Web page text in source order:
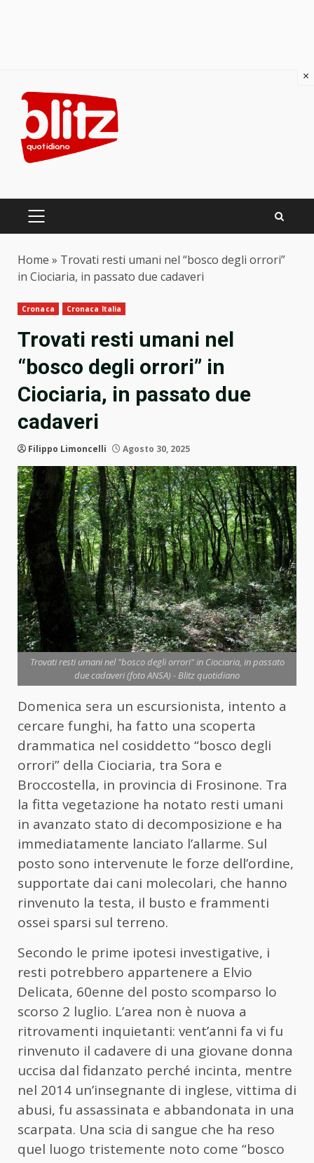
content
PRIMARY
Home » Trovati resti umani nel “bosco degli orrori”
in Ciociaria, in passato due cadaveri
Cronaca Cronaca Italia
Trovati resti umani nel
“bosco degli orrori” in
Ciociaria, in passato due
cadaveri
Filippo Limoncelli Agosto 30, 2025
Trovati resti umani nel "bosco degli orrori" in Ciociaria, in passato
due cadaveri (foto ANSA) - Blitz quotidiano
Domenica sera un escursionista, intento a
cercare funghi, ha fatto una scoperta
drammatica nel cosiddetto “bosco degli
orrori” della Ciociaria, tra Sora e
Broccostella, in provincia di Frosinone. Tra
la fitta vegetazione ha notato resti umani
in avanzato stato di decomposizione e ha
immediatamente lanciato l’allarme. Sul
posto sono intervenute le forze dell’ordine,
supportate dai cani molecolari, che hanno
rinvenuto la testa, il busto e frammenti
ossei sparsi sul terreno.
Secondo le prime ipotesi investigative, i
resti potrebbero appartenere a Elvio
Delicata, 60enne del posto scomparso lo
scorso 2 luglio. L’area non è nuova a
ritrovamenti inquietanti: vent’anni fa vi fu
rinvenuto il cadavere di una giovane donna
uccisa dal fidanzato perché incinta, mentre
nel 2014 un’insegnante di inglese, vittima di
abusi, fu assassinata e abbandonata in una
scarpata. Una scia di sangue che ha reso
quel luogo tristemente noto come “bosco
×